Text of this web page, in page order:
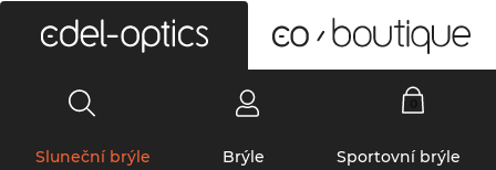
Sluneční brýle Brýle Sportovní brýle